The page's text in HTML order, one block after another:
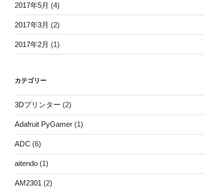
2017年5月 (4)
2017年3月 (2)
2017年2月 (1)
カテゴリー
3Dプリンター (2)
Adafruit PyGamer (1)
ADC (6)
aitendo (1)
AM2301 (2)